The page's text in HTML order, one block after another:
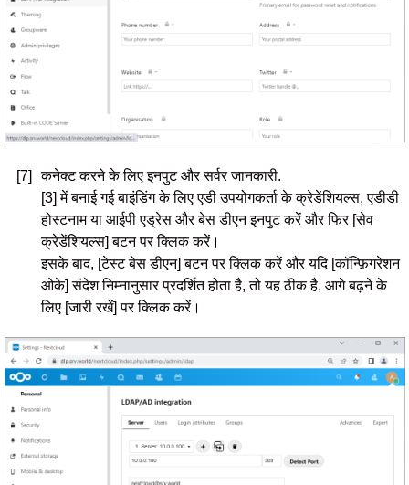
[7]
कनेक्ट करने के लिए इनपुट और सर्वर जानकारी.
[3] में बनाई गई बाइंडिंग के लिए एडी उपयोगकर्ता के क्रेडेंशियल्स, एडीडी
होस्टनाम या आईपी एड्रेस और बेस डीएन इनपुट करें और फिर [सेव
क्रेडेंशियल्स] बटन पर क्लिक करें।
इसके बाद, [टेस्ट बेस डीएन] बटन पर क्लिक करें और यदि [कॉन्फ़िगरेशन
ओके] संदेश निम्नानुसार प्रदर्शित होता है, तो यह ठीक है, आगे बढ़ने के
लिए [जारी रखें] पर क्लिक करें।